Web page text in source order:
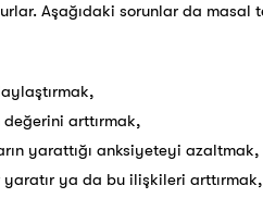
Aşağıdaki sorunlar da
arttırmak,
yarattığı anksiyeteyi azaltmak,
ya da bu ilişkileri arttırmak,